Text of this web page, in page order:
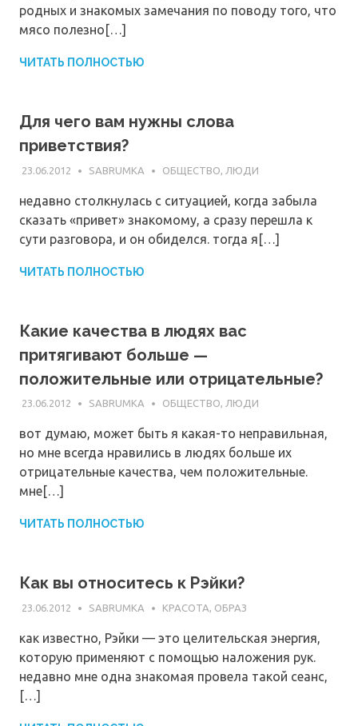
родных и знакомых замечания по поводу того, что
мясо полезно[…]
ЧИТАТЬ ПОЛНОСТЬЮ
Для чего вам нужны слова
приветствия?
23.06.2012 SABRUMKA ОБЩЕСТВО, ЛЮДИ
недавно столкнулась с ситуацией, когда забыла
сказать «привет» знакомому, а сразу перешла к
сути разговора, и он обиделся. тогда я[…]
ЧИТАТЬ ПОЛНОСТЬЮ
Какие качества в людях вас
притягивают больше —
положительные или отрицательные?
23.06.2012 SABRUMKA ОБЩЕСТВО, ЛЮДИ
вот думаю, может быть я какая-то неправильная,
но мне всегда нравились в людях больше их
отрицательные качества, чем положительные.
мне[…]
ЧИТАТЬ ПОЛНОСТЬЮ
Как вы относитесь к Рэйки?
23.06.2012 SABRUMKA КРАСОТА, ОБРАЗ
как известно, Рэйки — это целительская энергия,
которую применяют с помощью наложения рук.
недавно мне одна знакомая провела такой сеанс,
[…]